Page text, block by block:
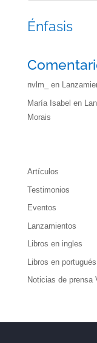
Énfasis
nvlm_ en
María Isabel en
Morais
Artículos
Testimonios
Eventos
Lanzamientos
Libros en ingles
Libros en portugués
Noticias de prensa